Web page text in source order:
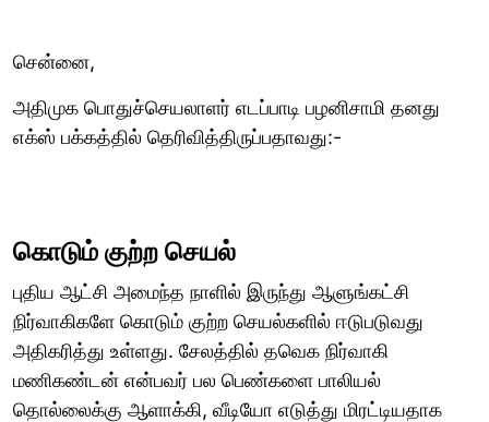
சென்னை,
அதிமுக பொதுச்செயலாளர் எடப்பாடி பழனிசாமி தனது
எக்ஸ் பக்கத்தில் தெரிவித்திருப்பதாவது:-
கொடும் குற்ற செயல்
புதிய ஆட்சி அமைந்த நாளில் இருந்து ஆளுங்கட்சி
நிர்வாகிகளே கொடும் குற்ற செயல்களில் ஈடுபடுவது
அதிகரித்து உள்ளது. சேலத்தில் தவெக நிர்வாகி
மணிகண்டன் என்பவர் பல பெண்களை பாலியல்
தொல்லைக்கு ஆளாக்கி, வீடியோ எடுத்து மிரட்டியதாக